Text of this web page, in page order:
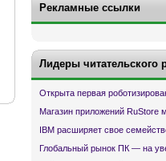
Рекламные ссылки
Лидеры читательского
Открыта первая
Магазин приложений RuStore
IBM расширяет свое
Глобальный рынок ПК — на